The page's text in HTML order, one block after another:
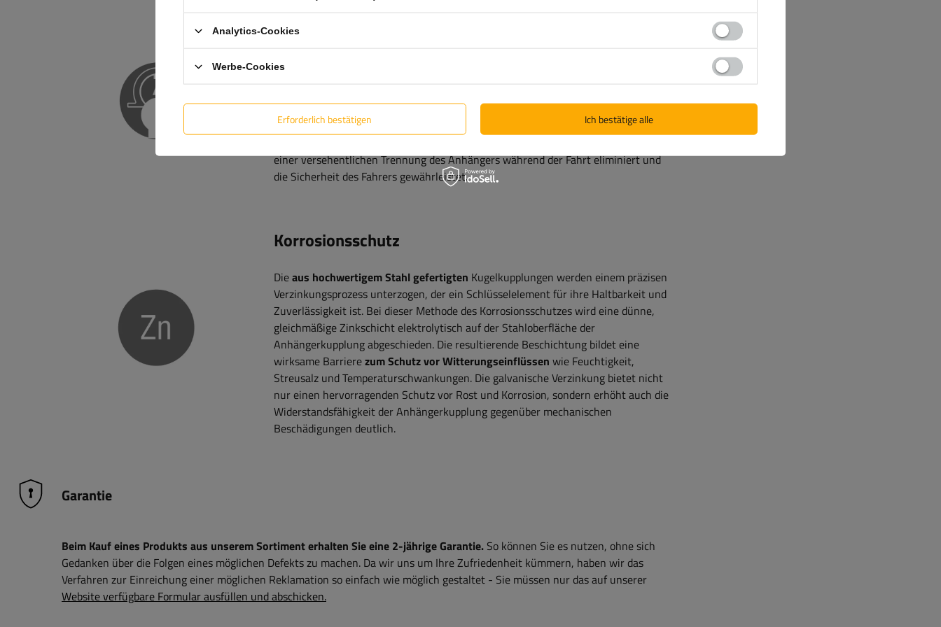
Schutz vor Fehlkopplung
Das fortschrittliche
entwickelter Verriegelungsmechanismus, derdas Schließen der Kupplung
verhindert, wenn die Kugel des Hakens nicht korrekt im Schaft sitzt. Diese
einer versehentlichen Trennung des Anhängers während der Fahrt eliminiert und
die Sicherheit des Fahrers gewährleistet.
Korrosionsschutz
Dieaus hochwertigem Stahl gefertigten Kugelkupplungen werden einem präzisen
Verzinkungsprozess unterzogen, der ein Schlüsselelement für ihre Haltbarkeit und
Zuverlässigkeit ist. Bei dieser Methode des Korrosionsschutzes wird eine dünne,
gleichmäßige Zinkschicht elektrolytisch auf der Stahloberfläche der
Anhängerkupplung abgeschieden. Die resultierende Beschichtung bildet eine
wirksame Barrierezum Schutz vor Witterungseinflüssen wie Feuchtigkeit,
Streusalz und Temperaturschwankungen. Die galvanische Verzinkung bietet nicht
nur einen hervorragenden Schutz vor Rost und Korrosion, sondern erhöht auch die
Widerstandsfähigkeit der Anhängerkupplung gegenüber mechanischen
Beschädigungen deutlich.
Garantie
Beim Kauf eines Produkts aus unserem Sortiment erhalten Sie eine 2-jährige Garantie. So können Sie es nutzen, ohne sich
Gedanken über die Folgen eines möglichen Defekts zu machen. Da wir uns um Ihre Zufriedenheit kümmern, haben wir das
Verfahren zur Einreichung einer möglichen Reklamation so einfach wie möglich gestaltet - Sie müssen nur das auf unserer
Website verfügbare Formular ausfüllen und abschicken.
Analytics-Cookies
Werbe-Cookies
Erforderlich bestätigen Ich bestätige alle